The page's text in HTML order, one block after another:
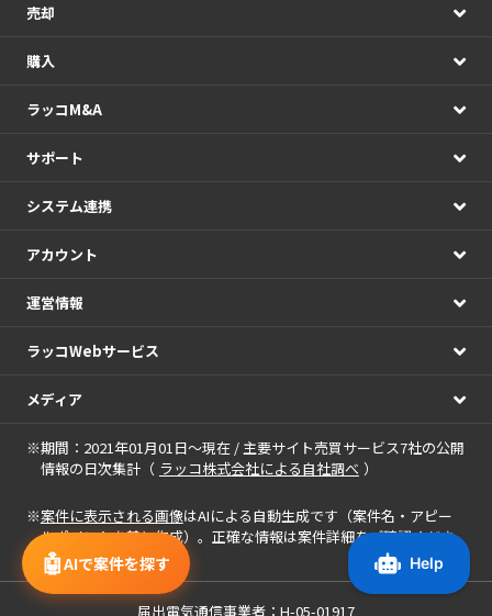
🤖AIで案件を探す
売却
購入
ラッコM&A
サポート
システム連携
アカウント
運営情報
ラッコWebサービス
メディア
※期間：2021年01月01日～現在 / 主要サイト売買サービス7社の公開
情報の日次集計（ ラッコ株式会社による自社調べ ）
※案件に表示される画像はAIによる自動生成です（案件名・アピー
ルポイントを基に作成）。正確な情報は案件詳細をご確認くださ
い。
届出電気通信事業者：H-05-01917